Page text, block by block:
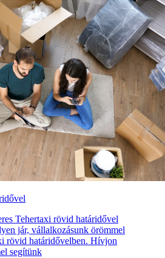
Tehertaxi rövid határidővel
jár, vállalkozásunk örömmel
rövid határidővelben. Hívjon
segítünk